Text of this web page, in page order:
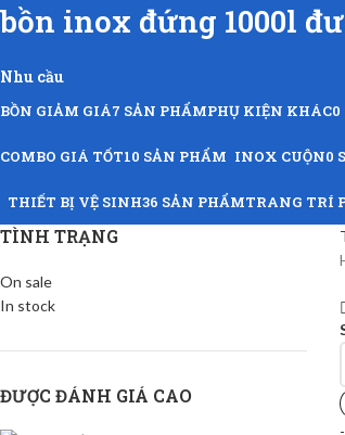
bồn inox đứng 1000l
Nhu cầu
BỒN GIẢM GIÁ7 SẢN PHẨMPHỤ KIỆN KHÁC0
COMBO GIÁ TỐT10 SẢN PHẨM INOX CUỘN0
THIẾT BỊ VỆ SINH36 SẢN PHẨMTRANG TRÍ
TÌNH TRẠNG
On sale
In stock
ĐƯỢC ĐÁNH GIÁ CAO